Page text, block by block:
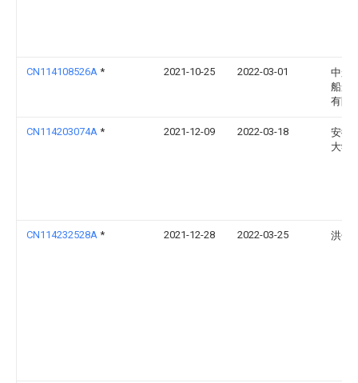
CN114108526A * 2021-10-25 2022-03-01
中船
船舶
有限
CN114203074A * 2021-12-09 2022-03-18
安徽
大学
CN114232528A * 2021-12-28 2022-03-25 洪长